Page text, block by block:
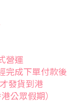
營運
完成下單付款後
發貨到港
公眾假期）